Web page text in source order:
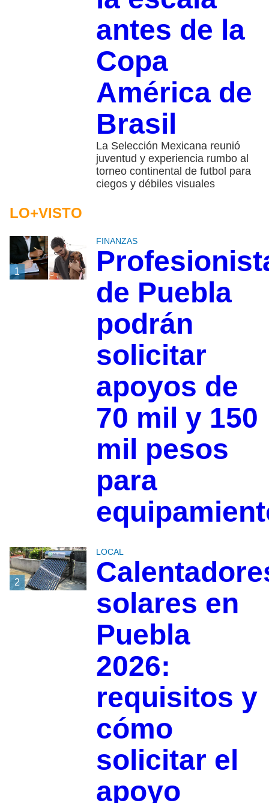
antes de la
Copa
América de
Brasil
La Selección Mexicana reunió
juventud y experiencia rumbo al
torneo continental de futbol para
ciegos y débiles visuales
LO+VISTO
1
FINANZAS
de Puebla
podrán
solicitar
apoyos de
70 mil y 150
mil pesos
para
2
LOCAL
solares en
Puebla
2026:
requisitos y
cómo
solicitar el
apoyo